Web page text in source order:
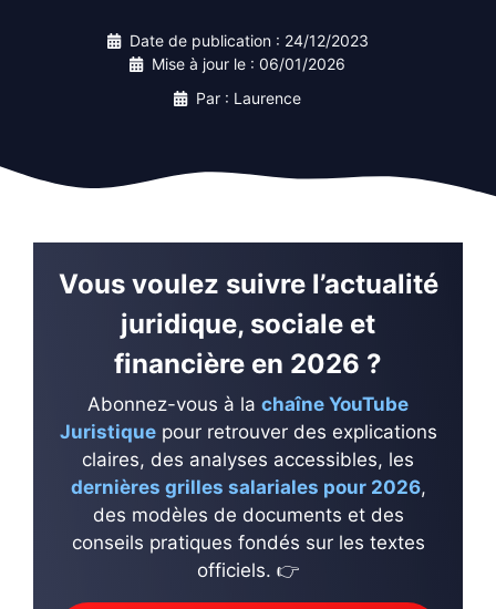
Date de publication : 24/12/2023
Mise à jour le : 06/01/2026
Par : Laurence
Vous voulez suivre l’actualité
juridique, sociale et
financière en 2026 ?
Abonnez-vous à la chaîne YouTube
Juristiquepour retrouver des explications
claires, des analyses accessibles, les
dernières grilles salariales pour 2026,
des modèles de documents et des
conseils pratiques fondés sur les textes
officiels. 👉